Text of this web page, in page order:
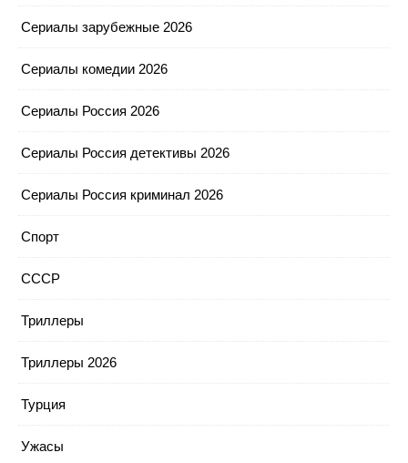
Сериалы зарубежные 2026
Сериалы комедии 2026
Сериалы Россия 2026
Сериалы Россия детективы 2026
Сериалы Россия криминал 2026
Спорт
СССР
Триллеры
Триллеры 2026
Турция
Ужасы